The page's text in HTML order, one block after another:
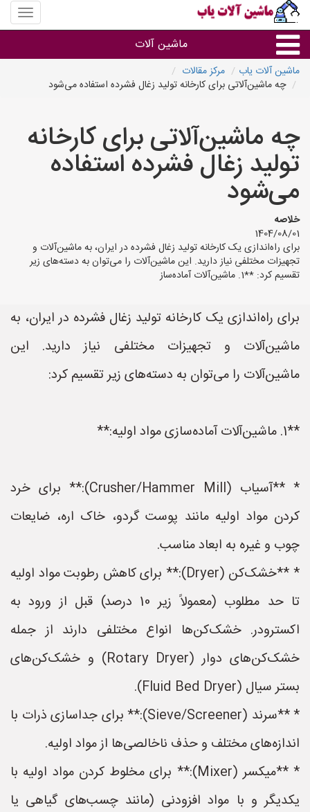
منوی
سایت
آلات
ماشین آلات
ماشین آلات
سایر گروه ها
ماشین آلات
ماشین آلات یاب
مرکز مقالات
چه ماشین‌آلاتی برای کارخانه تولید زغال فشرده استفاده می‌شود
چه ماشین‌آلاتی برای کارخانه
تولید زغال فشرده استفاده
می‌شود
خلاصه
1404/08/01
برای راه‌اندازی یک کارخانه تولید زغال فشرده در ایران، به ماشین‌آلات و
تجهیزات مختلفی نیاز دارید. این ماشین‌آلات را می‌توان به دسته‌های زیر
تقسیم کرد: **1. ماشین‌آلات آماده‌ساز
برای راه‌اندازی یک کارخانه تولید زغال فشرده در ایران، به
ماشین‌آلات و تجهیزات مختلفی نیاز دارید. این
ماشین‌آلات را می‌توان به دسته‌های زیر تقسیم کرد:
**1. ماشین‌آلات آماده‌سازی مواد اولیه:**
* **آسیاب (Crusher/Hammer Mill):** برای خرد
کردن مواد اولیه مانند پوست گردو، خاک اره، ضایعات
چوب و غیره به ابعاد مناسب.
* **خشک‌کن (Dryer):** برای کاهش رطوبت مواد اولیه
تا حد مطلوب (معمولاً زیر 10 درصد) قبل از ورود به
اکسترودر. خشک‌کن‌ها انواع مختلفی دارند از جمله
خشک‌کن‌های دوار (Rotary Dryer) و خشک‌کن‌های
بستر سیال (Fluid Bed Dryer).
* **سرند (Sieve/Screener):** برای جداسازی ذرات با
اندازه‌های مختلف و حذف ناخالصی‌ها از مواد اولیه.
* **میکسر (Mixer):** برای مخلوط کردن مواد اولیه با
یکدیگر و با مواد افزودنی (مانند چسب‌های گیاهی یا